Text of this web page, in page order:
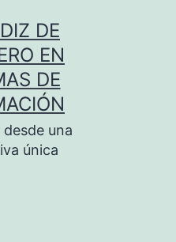
DE
EN
DE
una
única